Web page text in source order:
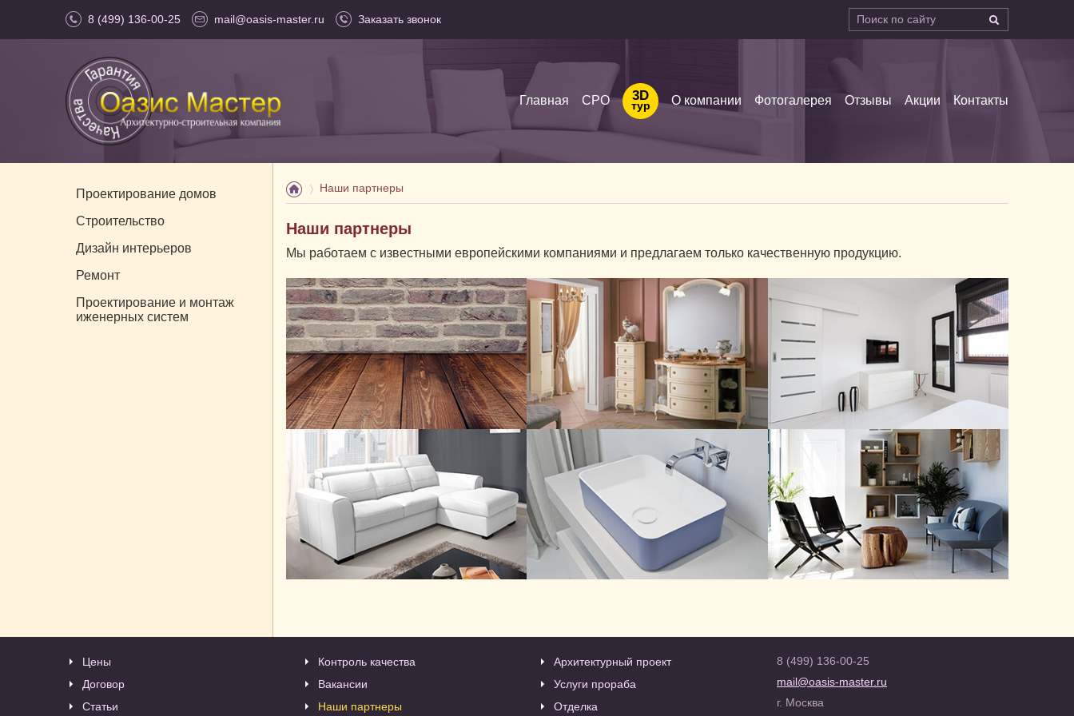
8 (499) 136-00-25 mail@oasis-master.ru Заказать звонок
Главная СРО 3D
тур О компании Фотогалерея Отзывы Акции Контакты
Проектирование домов
Строительство
Дизайн интерьеров
Ремонт
Проектирование и монтаж
иженерных систем
Наши партнеры
Наши партнеры
Мы работаем с известными европейскими компаниями и предлагаем только качественную продукцию.
Доски "Trinity" Мебель для ванной комнаты
Ванные комнаты "Arlex Italia"
Цены
Договор
Статьи
Контроль качества
Вакансии
Наши партнеры
Архитектурный проект
Услуги прораба
Отделка
8 (499) 136-00-25
mail@oasis-master.ru
г. Москва